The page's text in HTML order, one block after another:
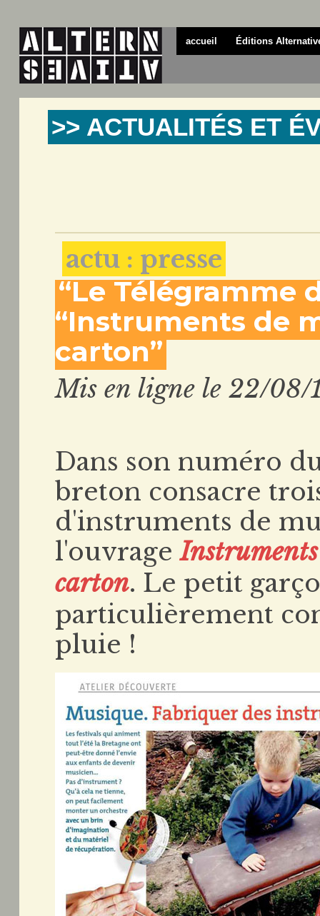
accueil Éditions
>> ACTUALITÉS ET
actu : presse
“Le Télégramme
“Instruments de
carton”
Mis en ligne le 22/08/
Dans son numéro
breton consacre
d'instruments de
l'ouvrage
carton. Le petit
particulièrement
pluie !